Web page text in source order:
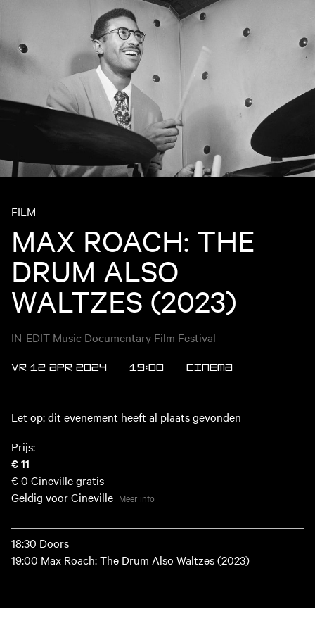
FILM
MAX ROACH: THE
DRUM ALSO
WALTZES (2023)
IN-EDIT Music Documentary Film Festival
VR 12 APR 2024 19:00 Cinema
Let op: dit evenement heeft al plaats gevonden
Prijs:
€ 11
€ 0 Cineville gratis
Geldig voor Cineville Meer info
18:30 Doors
19:00 Max Roach: The Drum Also Waltzes (2023)